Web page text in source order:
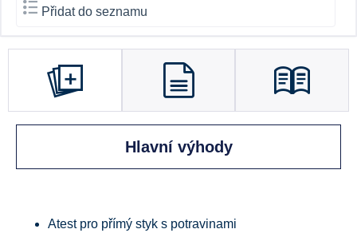
Přidat do seznamu
Hlavní výhody
Atest pro přímý styk s potravinami